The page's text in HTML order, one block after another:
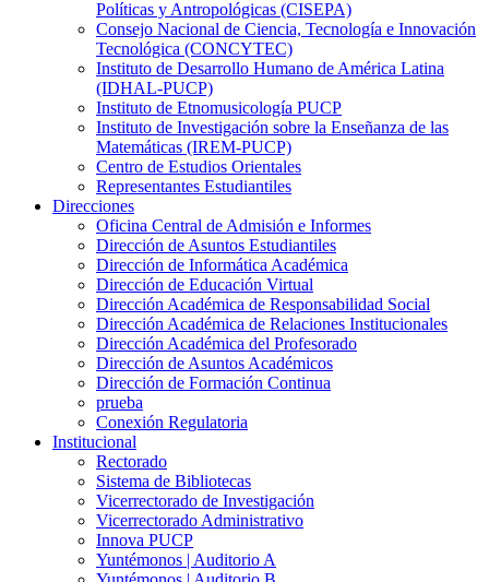
Políticas y Antropológicas (CISEPA)
Consejo Nacional de Ciencia, Tecnología e Innovación
Tecnológica (CONCYTEC)
Instituto de Desarrollo Humano de América Latina
(IDHAL-PUCP)
Instituto de Etnomusicología PUCP
Instituto de Investigación sobre la Enseñanza de las
Matemáticas (IREM-PUCP)
Centro de Estudios Orientales
Representantes Estudiantiles
Direcciones
Oficina Central de Admisión e Informes
Dirección de Asuntos Estudiantiles
Dirección de Informática Académica
Dirección de Educación Virtual
Dirección Académica de Responsabilidad Social
Dirección Académica de Relaciones Institucionales
Dirección Académica del Profesorado
Dirección de Asuntos Académicos
Dirección de Formación Continua
prueba
Conexión Regulatoria
Institucional
Rectorado
Sistema de Bibliotecas
Vicerrectorado de Investigación
Vicerrectorado Administrativo
Innova PUCP
Yuntémonos | Auditorio A